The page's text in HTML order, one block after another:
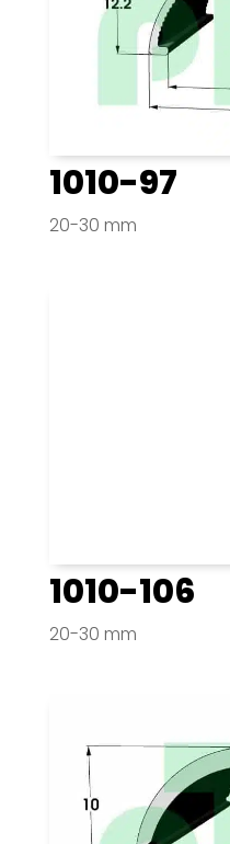
1010-97
20-30 mm
1010-106
20-30 mm